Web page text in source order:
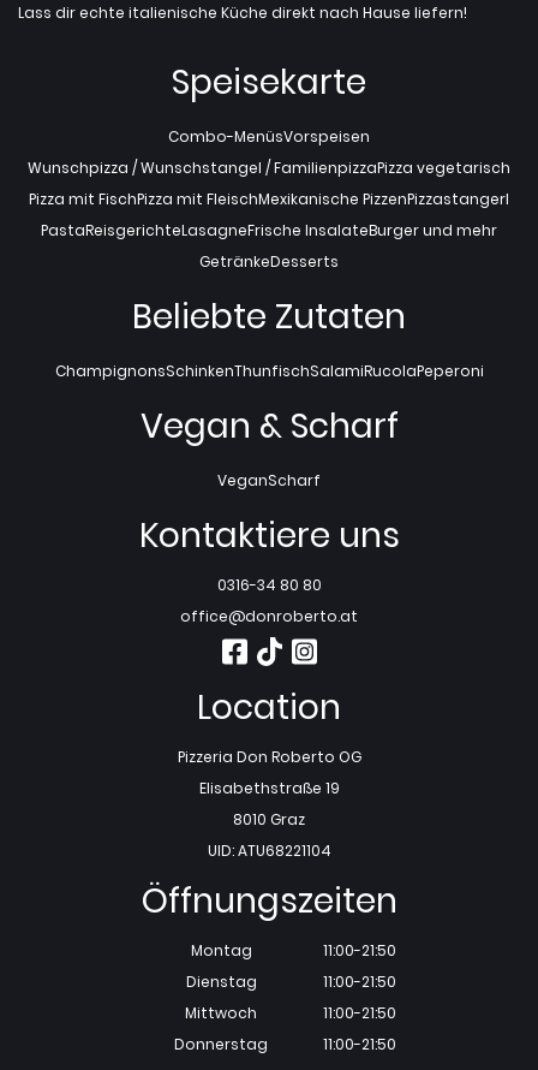
Lass dir echte italienische Küche direkt nach Hause liefern!
Speisekarte
Combo-MenüsVorspeisen
Wunschpizza / Wunschstangel / FamilienpizzaPizza vegetarisch
Pizza mit FischPizza mit FleischMexikanische PizzenPizzastangerl
PastaReisgerichteLasagneFrische InsalateBurger und mehr
GetränkeDesserts
Beliebte Zutaten
ChampignonsSchinkenThunfischSalamiRucolaPeperoni
Vegan & Scharf
VeganScharf
Kontaktiere uns
0316-34 80 80
office@donroberto.at
Location
Pizzeria Don Roberto OG
Elisabethstraße 19
8010 Graz
UID: ATU68221104
Öffnungszeiten
Montag
Dienstag
Mittwoch
Donnerstag
11:00-21:50
11:00-21:50
11:00-21:50
11:00-21:50